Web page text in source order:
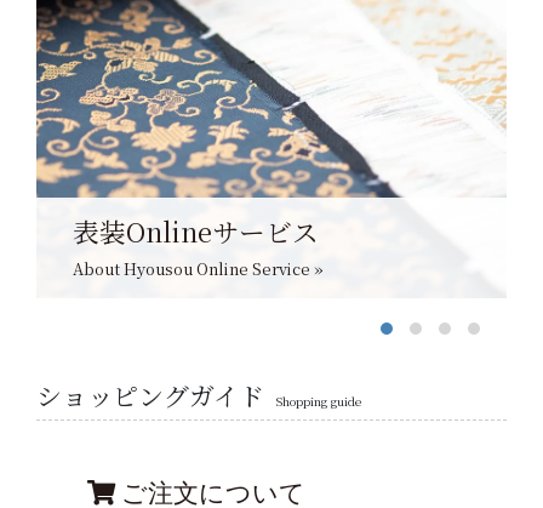
表装Onlineサービス
About Hyousou Online Service »
ショッピングガイド Shopping guide
ご注文について